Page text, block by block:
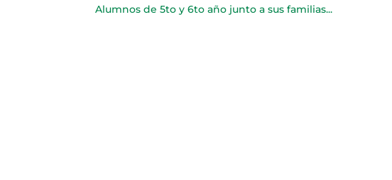
Alumnos de 5to y 6to año junto a sus familias...